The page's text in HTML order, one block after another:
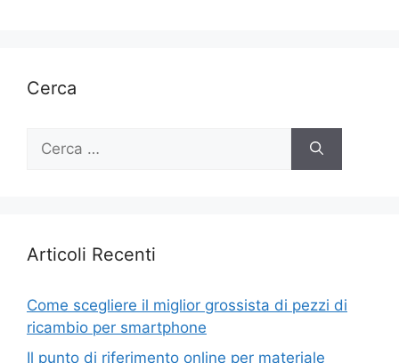
Cerca
Ricerca
Articoli Recenti
Come scegliere il miglior grossista di pezzi di
ricambio per smartphone
Il punto di riferimento online per materiale